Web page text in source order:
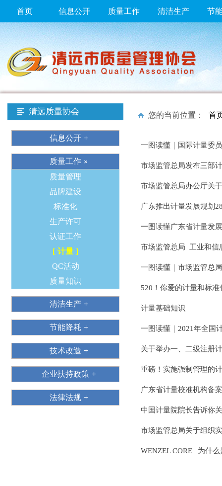
首页 信息公开 质量工作 清洁生产 节
清远质量协会
信息公开
质量工作
质量管理
品牌建设
标准化
生产许可
认证工作
计量
QC活动
质量知识
清洁生产
节能降耗
技术改造
企业扶持政策
法律法规
您的当前位置： 首
一图读懂｜国际计量委
市场监管总局发布三部
市场监管总局办公厅关
广东推出计量发展规划
一图读懂广东省计量发
市场监管总局 工业和信
一图读懂｜市场监管总
520！你爱的计量和标
计量基础知识
一图读懂｜2021年全国
关于举办一、二级注册
重磅！实施强制管理的
广东省计量校准机构备
中国计量院院长告诉你
市场监管总局关于组织
WENZEL CORE | 为什么